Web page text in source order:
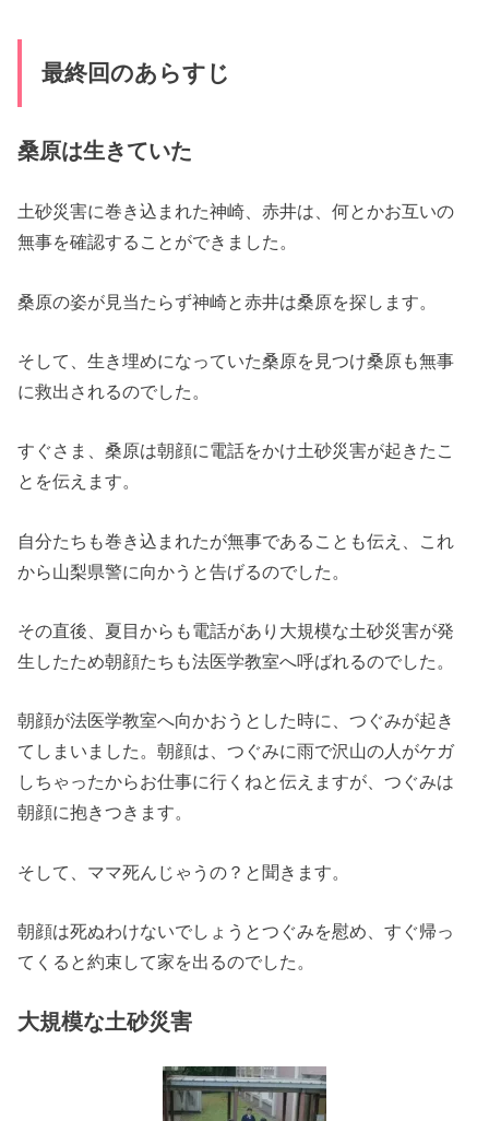
最終回のあらすじ
桑原は生きていた
土砂災害に巻き込まれた神崎、赤井は、何とかお互いの
無事を確認することができました。
桑原の姿が見当たらず神崎と赤井は桑原を探します。
そして、生き埋めになっていた桑原を見つけ桑原も無事
に救出されるのでした。
すぐさま、桑原は朝顔に電話をかけ土砂災害が起きたこ
とを伝えます。
自分たちも巻き込まれたが無事であることも伝え、これ
から山梨県警に向かうと告げるのでした。
その直後、夏目からも電話があり大規模な土砂災害が発
生したため朝顔たちも法医学教室へ呼ばれるのでした。
朝顔が法医学教室へ向かおうとした時に、つぐみが起き
てしまいました。朝顔は、つぐみに雨で沢山の人がケガ
しちゃったからお仕事に行くねと伝えますが、つぐみは
朝顔に抱きつきます。
そして、ママ死んじゃうの？と聞きます。
朝顔は死ぬわけないでしょうとつぐみを慰め、すぐ帰っ
てくると約束して家を出るのでした。
大規模な土砂災害